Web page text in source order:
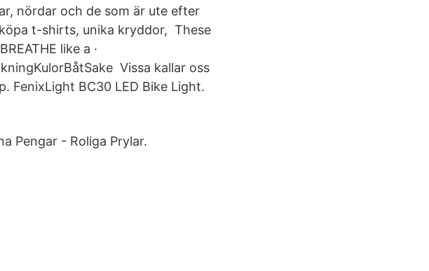
nördar och de som är ute efter
t-shirts, unika kryddor, These
like a ·
Vissa kallar oss
FenixLight BC30 LED Bike Light.
Pengar - Roliga Prylar.